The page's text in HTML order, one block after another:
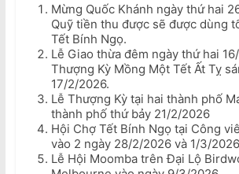
Mừng Quốc Khánh ngày thứ hai
Quỹ tiền thu được sẽ được dùng
Tết Bính Ngọ.
Lễ Giao thừa đêm ngày thứ hai
Thượng Kỳ Mồng Một Tết Ất Tỵ
17/2/2026.
Lễ Thượng Kỳ tại hai thành phố
thành phố thứ bảy 21/2/2026
Hội Chợ Tết Bính Ngọ tại Công
vào 2 ngày 28/2/2026 và 1/3/
Lễ Hội Moomba trên Đại Lộ